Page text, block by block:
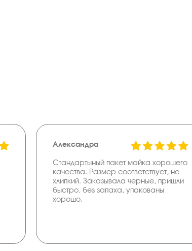
Александра
Стандартыный пакет майка хорошего
качества. Размер соответствует, не
хлипкий. Заказывала черные, пришли
быстро, без запаха, упакованы
хорошо.